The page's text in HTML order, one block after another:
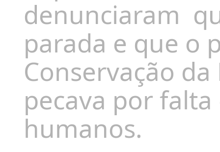
denunciaram
parada e que o
Conservação
pecava por
humanos.